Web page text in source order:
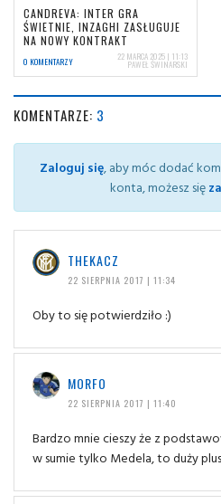
CANDREVA: INTER GRA
ŚWIETNIE, INZAGHI ZASŁUGUJE
NA NOWY KONTRAKT
0 KOMENTARZY 22 MARCA 2025 | 11:13
PAWEŁ ŚWINARSKI
KOMENTARZE: 3
Zaloguj się, aby móc dodać
konta, możesz się
THEKACZ
22 SIERPNIA 2017 | 11:34
Oby to się potwierdziło :)
MORFO
22 SIERPNIA 2017 | 11:40
Bardzo mnie cieszy że z
w sumie tylko Medela, to duży